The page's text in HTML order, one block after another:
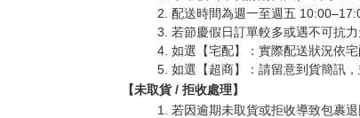
配送時間為週一至週五
若節慶假日訂單較多或遇不可抗力
如選【宅配】：實際配送狀況依宅
如選【超商】：請留意到貨簡訊
【未取貨 / 拒收處理】
若因逾期未取貨或拒收導致包裹